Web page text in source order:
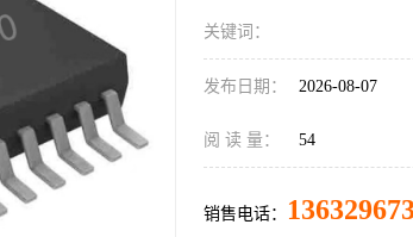
关键词：
发布日期： 2026-08-07
阅 读 量： 54
销售电话：